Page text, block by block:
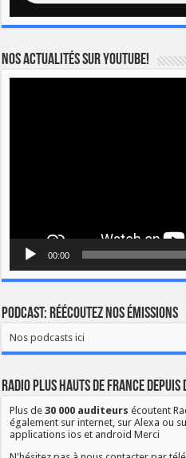
Nos actualités sur YOUTUBE!
00:00
Podcast: Réécoutez nos émissions
Nos podcasts ici
Radio Plus Hauts de France depuis
Plus de30 000 auditeurs écoutent
également sur internet, sur Alexa ou
applications ios et android Merci